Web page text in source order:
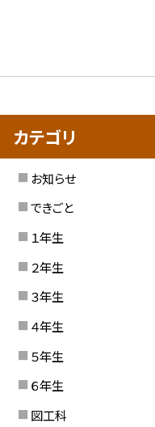
カテゴリ
お知らせ
できごと
１年生
２年生
３年生
４年生
５年生
６年生
図工科